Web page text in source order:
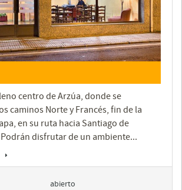
centro de Arzúa, donde se
caminos Norte y Francés, fin de la
en su ruta hacia Santiago de
disfrutar de un ambiente...
abierto